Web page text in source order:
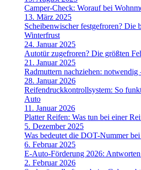
Camper-Check: Worauf bei
13. März 2025
Scheibenwischer festgefroren? Die
Winterfrust
24. Januar 2025
Autotür zugefroren? Die größten
21. Januar 2025
Radmuttern nachziehen:
28. Januar 2026
Reifendruckkontrollsystem: So
Auto
11. Januar 2026
Platter Reifen: Was tun bei einer
5. Dezember 2025
Was bedeutet die DOT-Nummer
6. Februar 2025
E-Auto-Förderung 2026:
2. Februar 2026